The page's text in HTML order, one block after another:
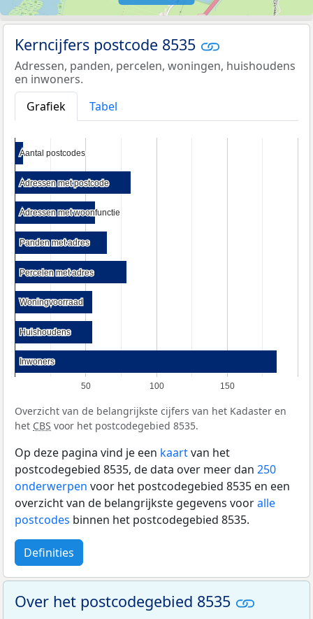
Kerncijfers postcode 8535
Adressen, panden, percelen, woningen, huishoudens
en inwoners.
Grafiek
Tabel
50 100 150
Aantal postcodes
Aantal postcodes
Adressen met postcode
Adressen met postcode
Adressen met woonfunctie
Adressen met woonfunctie
Panden met adres
Panden met adres
Percelen met adres
Percelen met adres
Woningvoorraad
Woningvoorraad
Huishoudens
Huishoudens
Inwoners
Inwoners
Overzicht van de belangrijkste cijfers van het Kadaster en
het CBS voor het postcodegebied 8535.
Op deze pagina vind je een kaartvan het
postcodegebied 8535, de data over meer dan 250
onderwerpen voor het postcodegebied 8535 en een
overzicht van de belangrijkste gegevens vooralle
postcodes binnen het postcodegebied 8535.
Definities
Over het postcodegebied 8535